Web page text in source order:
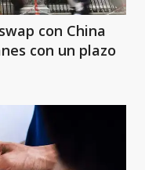
con China
con un plazo